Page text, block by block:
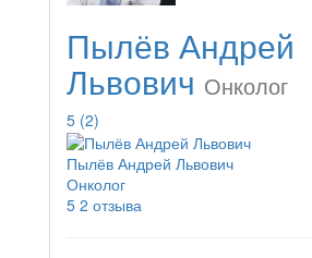
Пылёв Андрей
Львович Онколог
5 (2)
Пылёв Андрей Львович
Онколог
5 2 отзыва